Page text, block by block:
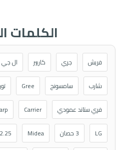
الكلمات
فريش جري كاريير ال جي
شارب سامسونج Gree
فري ستاند عمودي Carrier
LG 3 حصان Midea 2.25 حصان